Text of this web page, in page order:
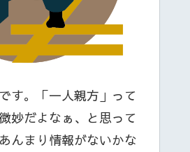
す。「一人親方」って
妙だよなぁ、と思って
んまり情報がないかな